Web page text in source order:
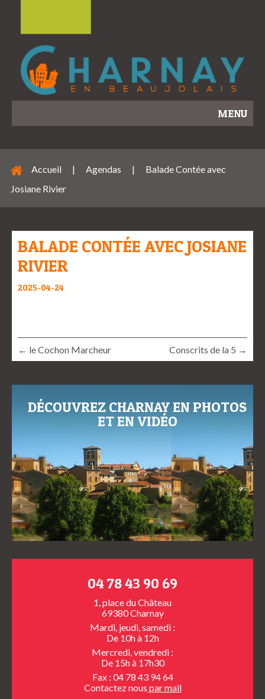
MENU
Accueil | Agendas |
Balade Contée avec
Josiane Rivier
BALADE CONTÉE AVEC JOSIANE
RIVIER
2025-04-24
← le Cochon Marcheur Conscrits de la 5 →
DÉCOUVREZ CHARNAY EN PHOTOS
ET EN VIDÉO
04 78 43 90 69
1, place du Château
69380 Charnay
Mardi, jeudi, samedi :
De 10h à 12h
Mercredi, vendredi :
De 15h à 17h30
Fax : 04 78 43 94 64
Contactez nous par mail